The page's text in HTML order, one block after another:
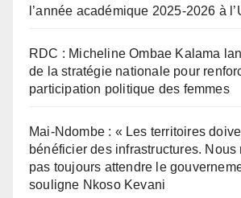
l’année académique 2025-2026 à
RDC : Micheline Ombae Kalama
de la stratégie nationale pour
participation politique des femmes
Mai-Ndombe : « Les territoires
bénéficier des infrastructures. Nous
pas toujours attendre le
souligne Nkoso Kevani